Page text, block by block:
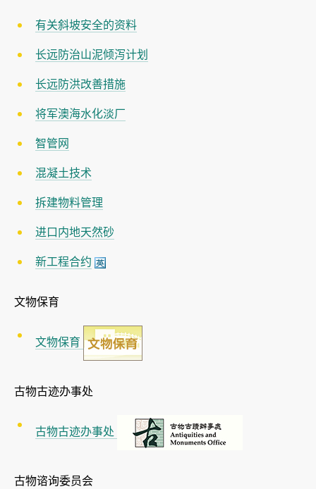
有关斜坡安全的资料
长远防治山泥倾泻计划
长远防洪改善措施
将军澳海水化淡厂
智管网
混凝土技术
拆建物料管理
进口内地天然砂
新工程合约
文物保育
文物保育
古物古迹办事处
古物古迹办事处
古物谘询委员会